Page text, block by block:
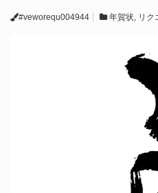
#veworequ004944 年賀状, リク